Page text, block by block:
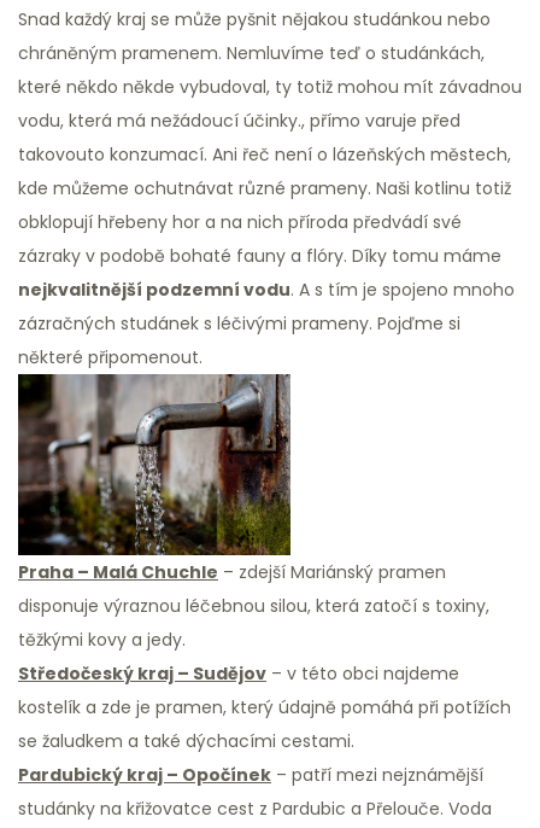
Snad každý kraj se může pyšnit nějakou studánkou nebo
chráněným pramenem. Nemluvíme teď o studánkách,
které někdo někde vybudoval, ty totiž mohou mít závadnou
vodu, která má nežádoucí účinky., přímo varuje před
takovouto konzumací. Ani řeč není o lázeňských městech,
kde můžeme ochutnávat různé prameny. Naši kotlinu totiž
obklopují hřebeny hor a na nich příroda předvádí své
zázraky v podobě bohaté fauny a flóry. Díky tomu máme
nejkvalitnější podzemní vodu. A s tím je spojeno mnoho
zázračných studánek s léčivými prameny. Pojďme si
některé připomenout.
Praha – Malá Chuchle – zdejší Mariánský pramen
disponuje výraznou léčebnou silou, která zatočí s toxiny,
těžkými kovy a jedy.
Středočeský kraj – Sudějov – v této obci najdeme
kostelík a zde je pramen, který údajně pomáhá při potížích
se žaludkem a také dýchacími cestami.
Pardubický kraj – Opočínek – patří mezi nejznámější
studánky na křižovatce cest z Pardubic a Přelouče. Voda